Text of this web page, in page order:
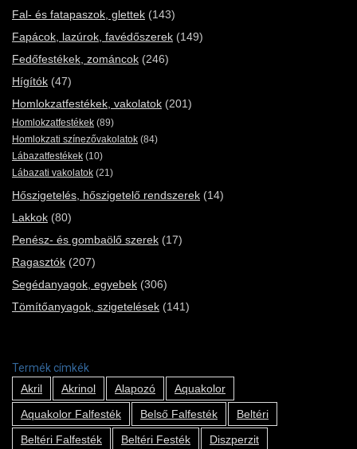
Fal- és fatapaszok, glettek (143)
Fapácok, lazúrok, favédőszerek (149)
Fedőfestékek, zománcok (246)
Hígítók (47)
Homlokzatfestékek, vakolatok (201)
Homlokzatfestékek (89)
Homlokzati színezővakolatok (84)
Lábazatfestékek (10)
Lábazati vakolatok (21)
Hőszigetelés, hőszigetelő rendszerek (14)
Lakkok (80)
Penész- és gombaölő szerek (17)
Ragasztók (207)
Segédanyagok, egyebek (306)
Tömítőanyagok, szigetelések (141)
Termék címkék
Akril
Akrinol Alapozó
Aquakolor
Aquakolor Falfesték
Belső Falfesték
Beltéri
Beltéri Falfesték
Beltéri Festék
Diszperzit